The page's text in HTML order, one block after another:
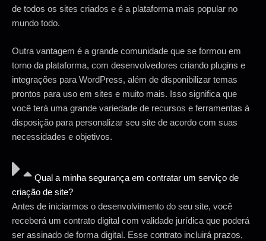
de todos os sites criados e é a plataforma mais popular no
mundo todo.
Outra vantagem é a grande comunidade que se formou em
torno da plataforma, com desenvolvedores criando plugins e
integrações para WordPress, além de disponibilizar temas
prontos para uso em sites e muito mais. Isso significa que
você terá uma grande variedade de recursos e ferramentas à
disposição para personalizar seu site de acordo com suas
necessidades e objetivos.
Qual a minha segurança em contratar um serviço de
criação de site?
Antes de iniciarmos o desenvolvimento do seu site, você
receberá um contrato digital com validade jurídica que poderá
ser assinado de forma digital. Esse contrato incluirá prazos,